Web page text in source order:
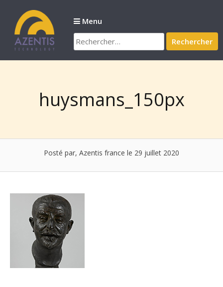
contenu
Menu
Rechercher :
huysmans_150px
Posté par, Azentis france le 29 juillet 2020